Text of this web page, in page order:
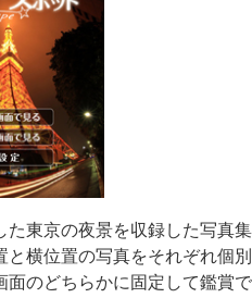
東京の夜景を収録した写真集
横位置の写真をそれぞれ個別
面のどちらかに固定して鑑賞で